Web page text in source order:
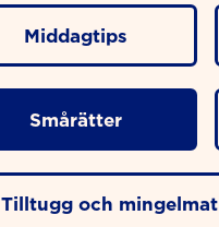
Middagtips
Smårätter
Tilltugg och mingelmat